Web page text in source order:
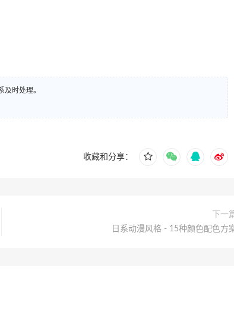
及时处理。
收藏和分享：
下一
日系动漫风格 - 15种颜色配色方